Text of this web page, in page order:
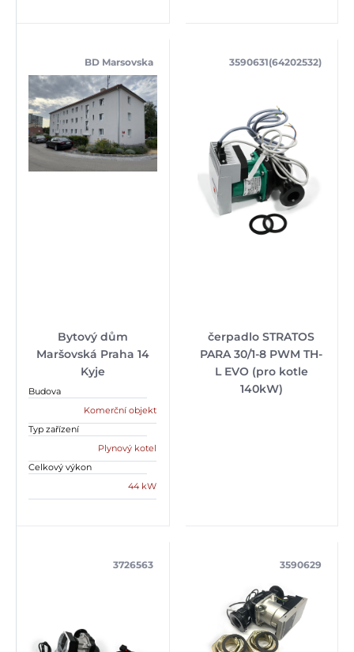
Bytový dům
Maršovská Praha 14
Kyje
BD Marsovska
Budova
Komerční objekt
Typ zařízení
Plynový kotel
Celkový výkon
44 kW
čerpadlo STRATOS
PARA 30/1-8 PWM TH-
L EVO (pro kotle
140kW)
3590631(64202532)
3726563 3590629